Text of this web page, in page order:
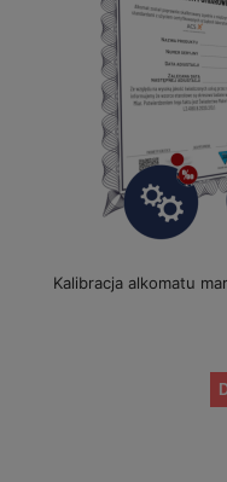
Kalibracja alkomatu